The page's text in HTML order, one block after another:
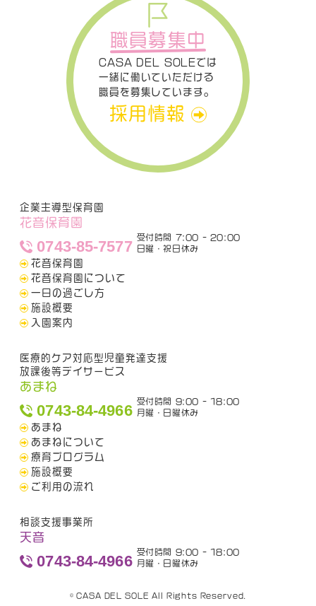
職員募集中
CASA DEL SOLEでは
一緒に働いていただける
職員を募集しています。
採用情報
企業主導型保育園
花音保育園
0743-85-7577
受付時間 7:00 - 20:00
日曜・祝日休み
花音保育園
花音保育園について
一日の過ごし方
施設概要
入園案内
医療的ケア対応型児童発達支援
放課後等デイサービス
あまね
0743-84-4966
受付時間 9:00 - 18:00
月曜・日曜休み
あまね
あまねについて
療育プログラム
施設概要
ご利用の流れ
相談支援事業所
天音
0743-84-4966
受付時間 9:00 - 18:00
月曜・日曜休み
© CASA DEL SOLE All Rights Reserved.